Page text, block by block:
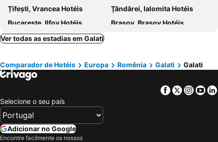
Țifești, Vrancea Hotéis
Ţăndărei, Ialomita Hotéis
Bucareste, Ilfov Hotéis
Brasov, Brasov Hotéis
Cluj-Napoca, Cluj Hotéis
Timisoara, Timis Hotéis
Mamaia, Constanţa Hotéis
Iaşi, Iasi Hotéis
Ver todas as estadias em Galati
Comparador de Hotéis Europa Romênia Galati Galati
Facebook
Twitter
Selecione o seu país
Adicionar no Google
Encontre facilmente os nossos